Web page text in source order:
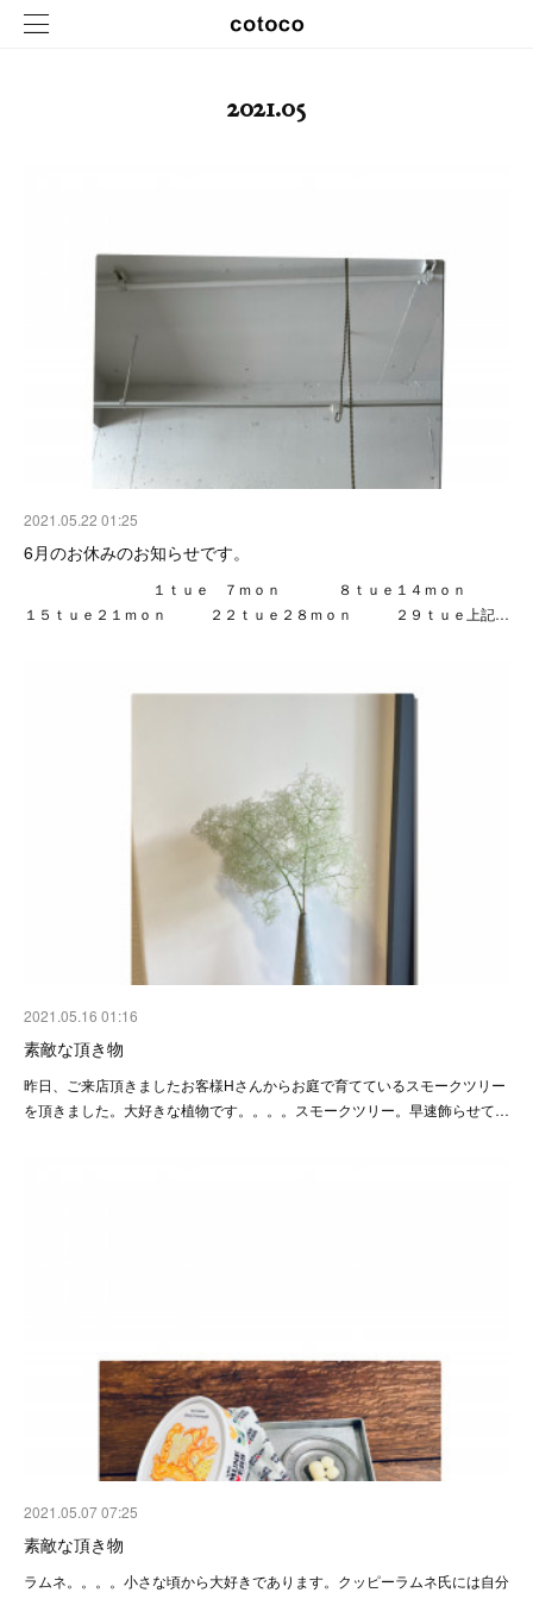
2021.05
2021.05.22 01:25
6月のお休みのお知らせです。
１ｔｕｅ ７ｍｏｎ ８ｔｕｅ１４ｍｏｎ
１５ｔｕｅ２１ｍｏｎ ２２ｔｕｅ２８ｍｏｎ ２９ｔｕｅ上記…
2021.05.16 01:16
素敵な頂き物
昨日、ご来店頂きましたお客様Hさんからお庭で育てているスモークツリー
を頂きました。大好きな植物です。。。。スモークツリー。早速飾らせて…
2021.05.07 07:25
素敵な頂き物
ラムネ。。。。小さな頃から大好きであります。クッピーラムネ氏には自分